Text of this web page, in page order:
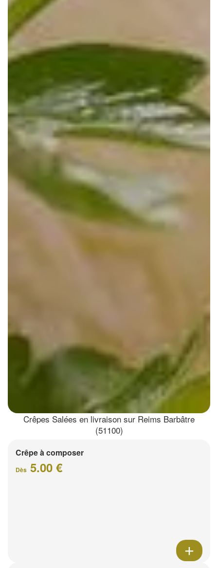
Crêpes Salées en livraison sur Reims Barbâtre
(51100)
Crêpe à composer
Dès 5.00 €